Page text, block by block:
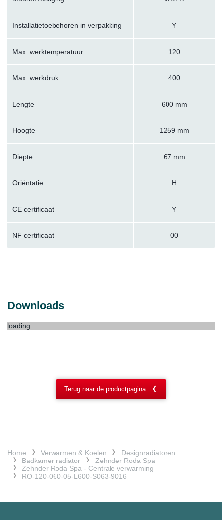
Installatietoebehoren in verpakking Y
Max. werktemperatuur 120
Max. werkdruk 400
Lengte 600 mm
Hoogte 1259 mm
Diepte 67 mm
Oriëntatie H
CE certificaat Y
NF certificaat 00
Downloads
loading...
Terug naar de productpagina
Home Verwarmen & Koelen
Designradiatoren
Badkamer radiator
Zehnder Roda Spa
Zehnder Roda Spa - Centrale verwarming
RO-120-060-05-L600-S063-9016